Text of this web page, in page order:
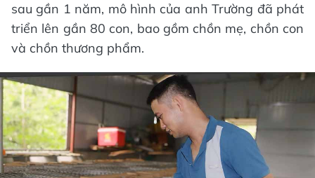
sau gần 1 năm, mô hình của anh Trường đã phát
triển lên gần 80 con, bao gồm chồn mẹ, chồn con
và chồn thương phẩm.